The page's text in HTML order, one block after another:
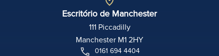
Escritório de Manchester
111 Piccadilly
Manchester M1 2HY
0161 694 4404